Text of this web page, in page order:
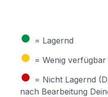
● = Lagernd
● = Wenig verfügbar
● = Nicht Lagernd
nach Bearbeitung